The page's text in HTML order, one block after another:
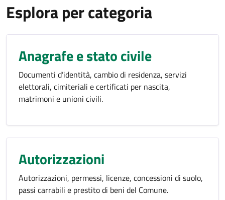
Esplora per categoria
Anagrafe e stato civile
Documenti d’identità, cambio di residenza, servizi
elettorali, cimiteriali e certificati per nascita,
matrimoni e unioni civili.
Autorizzazioni
Autorizzazioni, permessi, licenze, concessioni di suolo,
passi carrabili e prestito di beni del Comune.